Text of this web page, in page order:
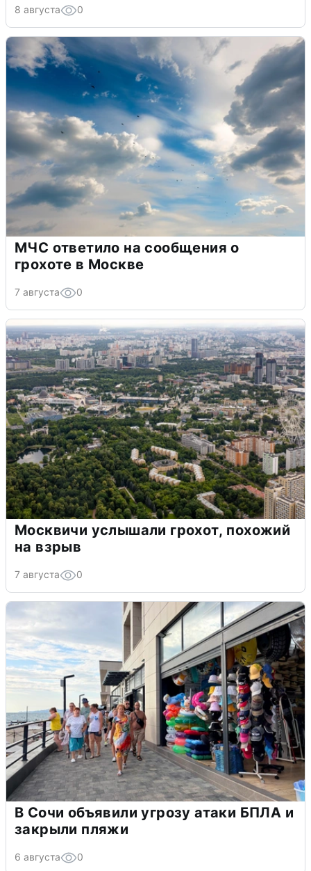
8 августа 0
МЧС ответило на сообщения о
грохоте в Москве
7 августа 0
Москвичи услышали грохот, похожий
на взрыв
7 августа 0
В Сочи объявили угрозу атаки БПЛА и
закрыли пляжи
6 августа 0